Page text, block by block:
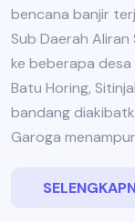
bencana banjir
Sub Daerah
ke beberapa
Batu Horing,
bandang
Garoga